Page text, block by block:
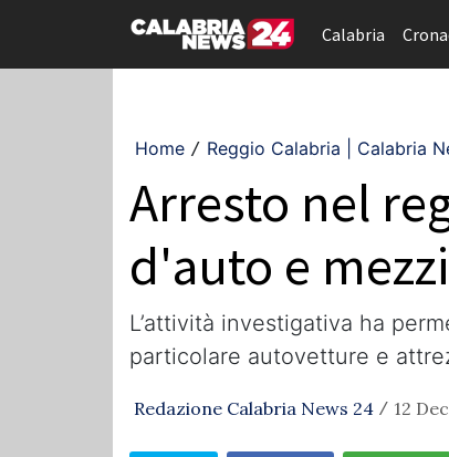
Calabria
Home / Reggio Calabria | Calabria
Arresto nel
d'auto e
L’attività investigativa ha
particolare autovetture e
Redazione Calabria News 24 / 12